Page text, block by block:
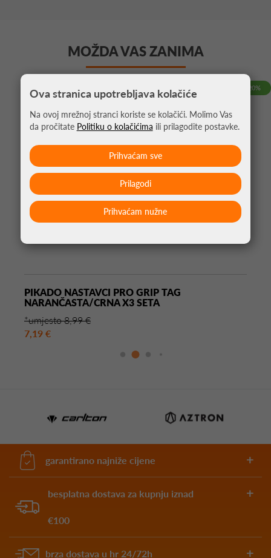
MOŽDA VAS ZANIMA
-20%
PIKADO NASTAVCI PRO GRIP TAG
NARANČASTA/CRNA X3 SETA
*umjesto 8,99 €
7,19 €
garantirano najniže cijene
besplatna dostava za kupnju iznad
€100
brza dostava u hr 24/72h
Ova stranica upotrebljava kolačiće
Na ovoj mrežnoj stranci koriste se kolačići. Molimo Vas
da pročitate Politiku o kolačićima ili prilagodite postavke.
Prihvaćam nužne
Prilagodi
Prihvaćam sve